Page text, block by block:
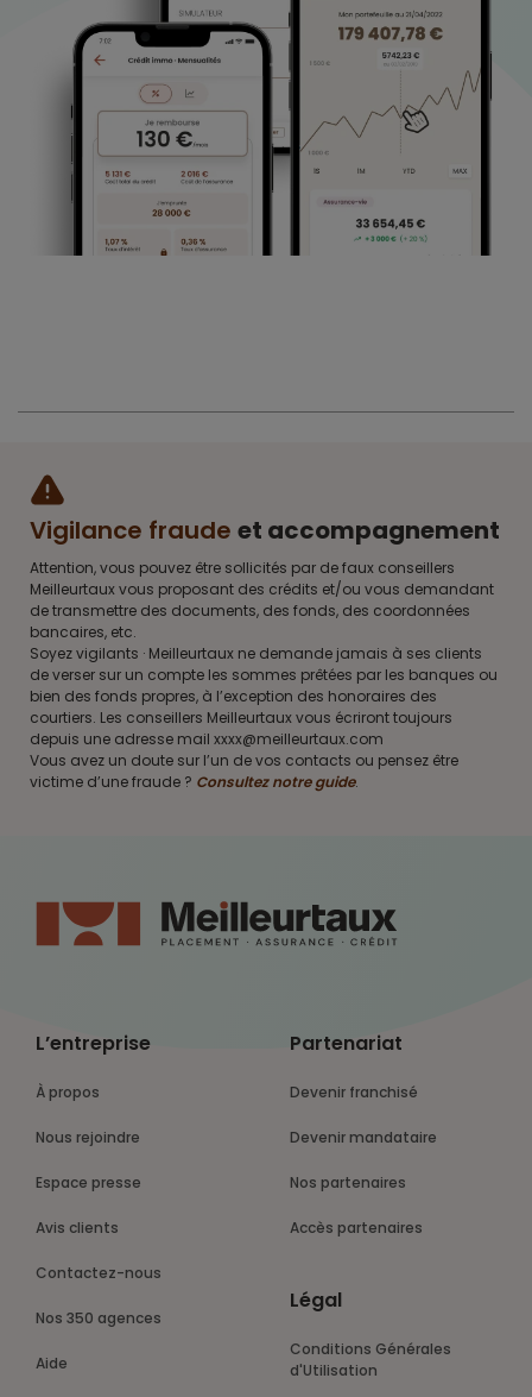
Vigilance fraude et accompagnement
Attention, vous pouvez être sollicités par de faux conseillers
Meilleurtaux vous proposant des crédits et/ou vous demandant
de transmettre des documents, des fonds, des coordonnées
bancaires, etc.
Soyez vigilants · Meilleurtaux ne demande jamais à ses clients
de verser sur un compte les sommes prêtées par les banques ou
bien des fonds propres, à l’exception des honoraires des
courtiers. Les conseillers Meilleurtaux vous écriront toujours
depuis une adresse mail xxxx@meilleurtaux.com
Vous avez un doute sur l’un de vos contacts ou pensez être
victime d’une fraude ? Consultez notre guide.
L’entreprise
À propos
Nous rejoindre
Espace presse
Avis clients
Contactez-nous
Nos 350 agences
Aide
Partenariat
Devenir franchisé
Devenir mandataire
Nos partenaires
Accès partenaires
Légal
Conditions Générales
d'Utilisation